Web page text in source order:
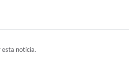
esta notícia.